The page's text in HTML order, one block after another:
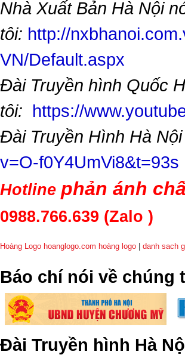
Nhà Xuất Bản Hà Nội
tôi: http://
VN/Default.aspx
Đài Truyền hình Quốc
tôi: https://
Đài Truyền Hình Hà
v=O-f0Y4UmVi8&t=93s
Hotline phản ánh
0988.766.639 (Zalo )
Hoàng Logo hoanglogo.com hoàng logo danh sach
​Báo chí nói về chúng
Đài Truyền hình Hà